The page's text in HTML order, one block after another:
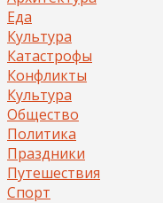
Еда
Культура
Катастрофы
Конфликты
Культура
Общество
Политика
Праздники
Путешествия
Спорт